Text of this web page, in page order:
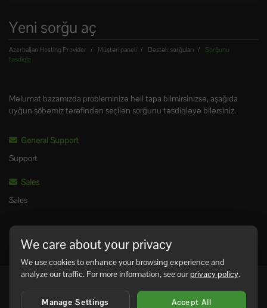
Yeni sorğu aç
Azerbaijan Hosting Provider Müştəri paneli Dəstək sorğuları
Sorğunu
təsdiqlə
Məlumat bazamızda probleminizə həll tapa bilmirsinizsə, aşağıda
uyğun şöbəmiz tərəfindən seçilən sorğunu təsdiqləyə bilərsiniz.
General Support
Support
Sales
Sales
We care about your privacy
We use cookies to enhance your browsing experience and
analyze our traffic. For more information, see ourprivacy policy.
Manage Settings Accept All